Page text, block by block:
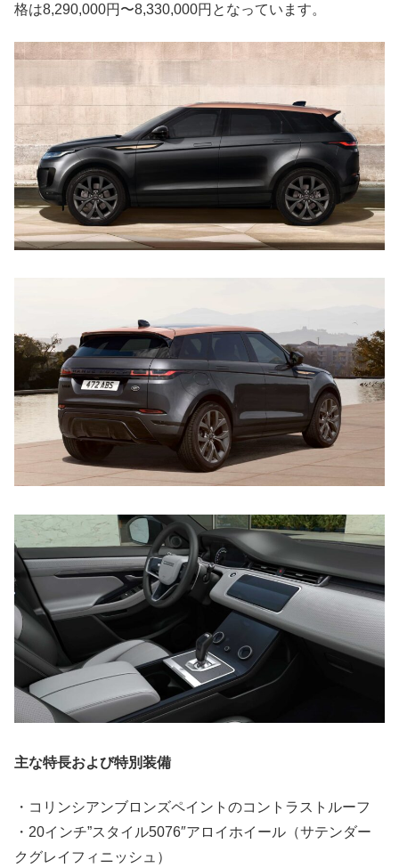
格は8,290,000円〜8,330,000円となっています。
主な特長および特別装備
・コリンシアンブロンズペイントのコントラストルーフ
・20インチ”スタイル5076″アロイホイール（サテンダー
クグレイフィニッシュ）